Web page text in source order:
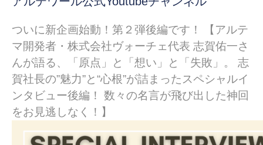
ついに新企画始動！第２弾後編です！
【アルテ
マ開発者・株式会社ヴォーチェ代表 志賀佑一さ
んが語る、「原点」と「想い」と「失敗」。 志
賀社長の”魅力”と“心根”が詰まったスペシャルイ
ンタビュー後編！ 数々の名言が飛び出した神回
をお見逃しなく！】